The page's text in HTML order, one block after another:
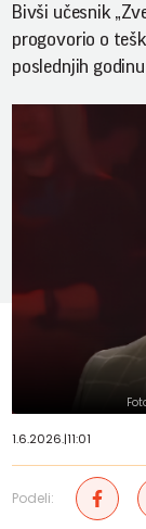
Bivši učesnik
progovorio o
poslednjih godinu
1.6.2026.|11:01
Podeli: